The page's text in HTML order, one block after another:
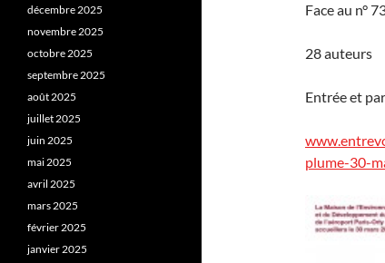
Face au n°
28 auteurs
Entrée et
plume-30-
décembre 2025
novembre 2025
octobre 2025
septembre 2025
août 2025
juillet 2025
juin 2025
mai 2025
avril 2025
mars 2025
février 2025
janvier 2025